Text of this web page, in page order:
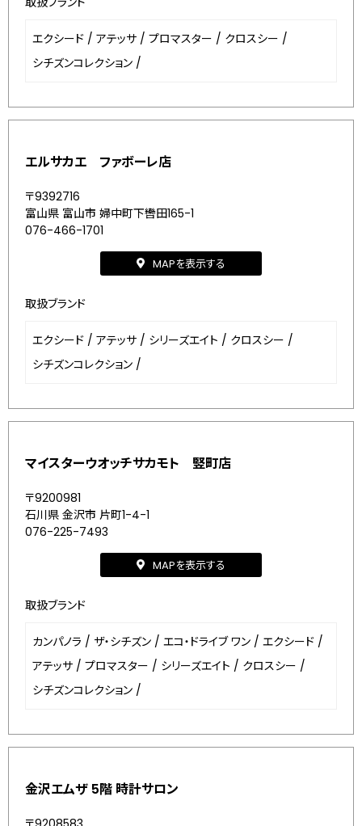
エクシード / アテッサ / プロマスター / クロスシー /
シチズンコレクション /
エルサカエ ファボーレ店
〒9392716
富山県 富山市 婦中町下轡田165-1
076-466-1701
MAPを表示する
取扱ブランド
エクシード / アテッサ / シリーズエイト / クロスシー /
シチズンコレクション /
マイスターウオッチサカモト 竪町店
〒9200981
石川県 金沢市 片町1-4-1
076-225-7493
MAPを表示する
取扱ブランド
カンパノラ / ザ・シチズン / エコ・ドライブ ワン / エクシード /
アテッサ / プロマスター / シリーズエイト / クロスシー /
シチズンコレクション /
金沢エムザ 5階 時計サロン